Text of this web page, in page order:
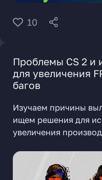
10
Проблемы CS 2 и
для увеличения
багов
Изучаем причины
ищем решения для
увеличения